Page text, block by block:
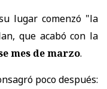
lugar comenzó "la
que acabó con la
mes de marzo.
poco después: